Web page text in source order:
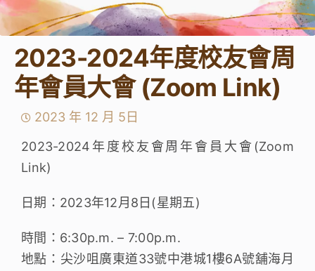
2023-2024年度校友會周
年會員大會 (Zoom Link)
2023 年 12 月 5日
2023-2024年度校友會周年會員大會(Zoom
Link)
日期：2023年12月8日(星期五)
時間：6:30p.m. – 7:00p.m.
地點：尖沙咀廣東道33號中港城1樓6A號舖海月